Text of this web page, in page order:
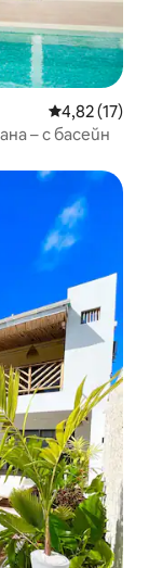
Средна
4,82 (17)
– с басейн